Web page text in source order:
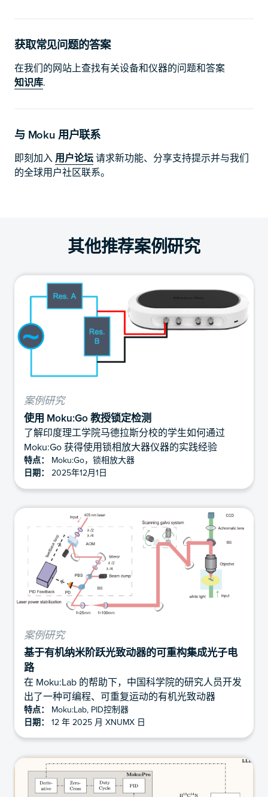
获取常见问题的答案
在我们的网站上查找有关设备和仪器的问题和答案
知识库.
与 Moku 用户联系
即刻加入用户论坛请求新功能、分享支持提示并与我们
的全球用户社区联系。
其他推荐案例研究
案例研究
使用 Moku:Go 教授锁定检测
了解印度理工学院马德拉斯分校的学生如何通过
Moku:Go 获得使用锁相放大器仪器的实践经验
特点：
Moku:Go，锁相放大器
日期：
2025年12月1日
案例研究
基于有机纳米阶跃光致动器的可重构集成光子电
路
在 Moku:Lab 的帮助下，中国科学院的研究人员开发
出了一种可编程、可重复运动的有机光致动器
特点：
Moku:Lab, PID控制器
日期：
12 年 2025 月 XNUMX 日